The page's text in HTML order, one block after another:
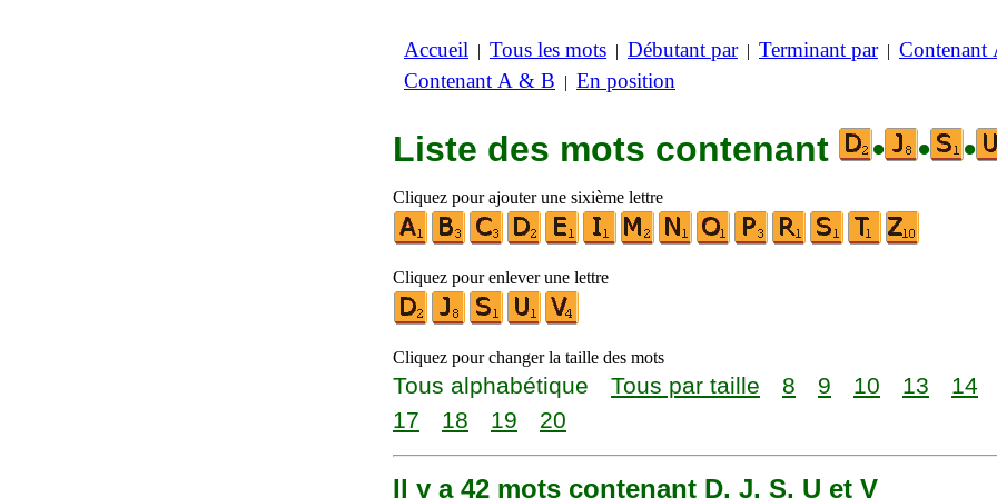
Accueil | Tous les mots | Débutant par| Terminant par| Contenant
Contenant A & B | En position
Liste des mots contenant • • •
Cliquez pour ajouter une sixième lettre
Cliquez pour enlever une lettre
Cliquez pour changer la taille des mots
Tous alphabétique Tous par taille 8 9 10 13 14
17
18 19 20
Il y a 42 mots contenant D, J, S, U et V